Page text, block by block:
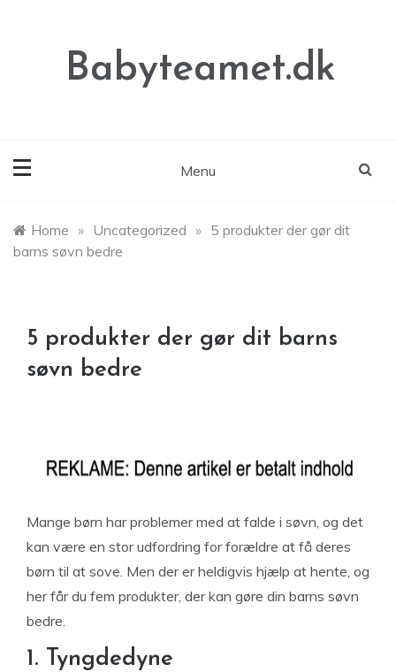
Babyteamet.dk
Menu
Home » Uncategorized » 5 produkter der gør dit
barns søvn bedre
5 produkter der gør dit barns
søvn bedre
Mange børn har problemer med at falde i søvn, og det
kan være en stor udfordring for forældre at få deres
børn til at sove. Men der er heldigvis hjælp at hente, og
her får du fem produkter, der kan gøre din barns søvn
bedre.
1. Tyngdedyne